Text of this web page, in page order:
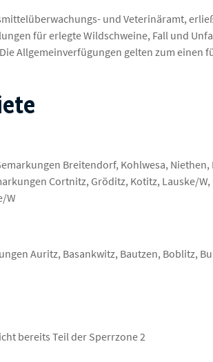
und Veterinäramt,
für erlegte Wildschweine, Fall und
Allgemeinverfügungen gelten zum einen
Breitendorf, Kohlwesa,
Cortnitz, Gröditz, Kotitz, Lauske/
W
Auritz, Basankwitz, Bautzen, Boblitz,
bereits Teil der Sperrzone 2